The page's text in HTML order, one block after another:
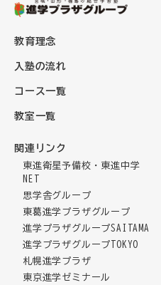
教育理念
入塾の流れ
コース一覧
教室一覧
関連リンク
東進衛星予備校・東進中学
NET
思学舎グループ
東葛進学プラザグループ
進学プラザグループSAITAMA
進学プラザグループTOKYO
札幌進学プラザ
東京進学ゼミナール